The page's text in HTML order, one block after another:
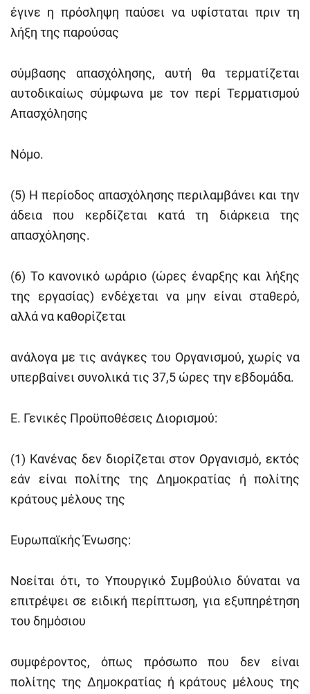
έγινε η πρόσληψη παύσει να υφίσταται πριν τη
λήξη της παρούσας
σύμβασης απασχόλησης, αυτή θα τερματίζεται
αυτοδικαίως σύμφωνα με τον περί Τερματισμού
Απασχόλησης
Νόμο.
(5) Η περίοδος απασχόλησης περιλαμβάνει και την
άδεια που κερδίζεται κατά τη διάρκεια της
απασχόλησης.
(6) Το κανονικό ωράριο (ώρες έναρξης και λήξης
της εργασίας) ενδέχεται να μην είναι σταθερό,
αλλά να καθορίζεται
ανάλογα με τις ανάγκες του Οργανισμού, χωρίς να
υπερβαίνει συνολικά τις 37,5 ώρες την εβδομάδα.
Ε. Γενικές Προϋποθέσεις Διορισμού:
(1) Κανένας δεν διορίζεται στον Οργανισμό, εκτός
εάν είναι πολίτης της Δημοκρατίας ή πολίτης
κράτους μέλους της
Ευρωπαϊκής Ένωσης:
Νοείται ότι, το Υπουργικό Συμβούλιο δύναται να
επιτρέψει σε ειδική περίπτωση, για εξυπηρέτηση
του δημόσιου
συμφέροντος, όπως πρόσωπο που δεν είναι
πολίτης της Δημοκρατίας ή κράτους μέλους της